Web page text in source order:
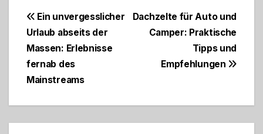
Beitragsnavigation
Dachzelte für Auto und
Camper: Praktische
Tipps und
Empfehlungen
Ein unvergesslicher
Urlaub abseits der
Massen: Erlebnisse
fernab des
Mainstreams